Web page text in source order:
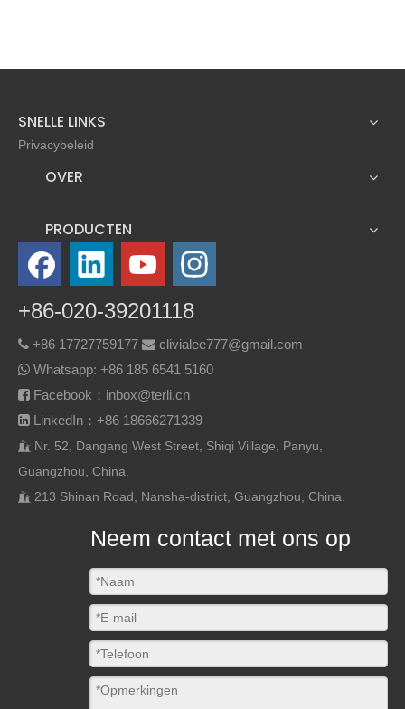
SNELLE LINKS
Privacybeleid
OVER
PRODUCTEN
+86-020-39201118
 +86 17727759177  clivialee777@gmail.com
 Whatsapp: +86 185 6541 5160
 Facebook：inbox@terli.cn
 LinkedIn：+86 18666271339
 Nr. 52, Dangang West Street, Shiqi Village, Panyu,
Guangzhou, China.
 213 Shinan Road, Nansha-district, Guangzhou, China.
Neem contact met ons op